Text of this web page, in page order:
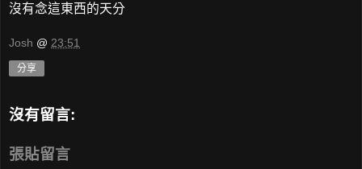
沒有念這東西的天分
Josh @ 23:51
分享
沒有留言:
張貼留言